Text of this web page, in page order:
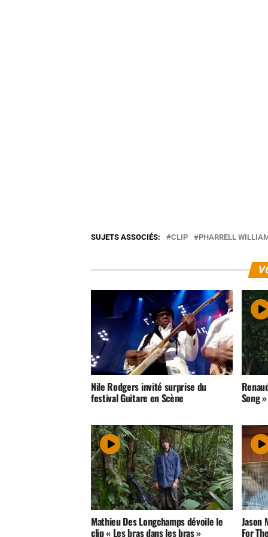
SUJETS ASSOCIÉS: CLIP PHARRELL
Nile Rodgers invité surprise du
festival Guitare en Scène Song »
Mathieu Des Longchamps dévoile le
clip « Les bras dans les bras »
Jason
For